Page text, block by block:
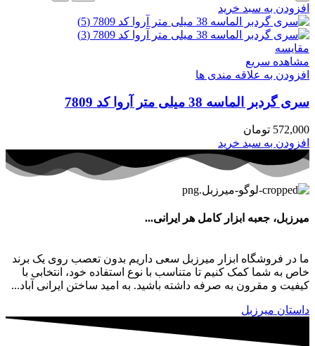
افزودن به سبد خرید
مقایسه
مشاهده سریع
افزودن به علاقه مندی ها
سری گردبر الماسه 38 میلی متر آروا کد 7809
572,000 تومان
افزودن به سبد خرید
میرزبل، جعبه ابزار کامل هر ایرانی...
ما در فروشگاه ابزار میرزبل سعی داریم بدون تعصب روی یک برند
خاص به شما کمک کنیم تا متناسب با نوع استفاده خود، انتخابی با
کیفیت و مقرون به صرفه داشته باشید. به امید ساختن ایرانی آباد...
داستان میرزبل